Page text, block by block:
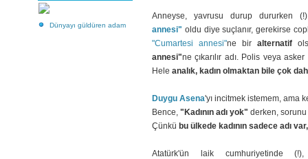
Dünyayı güldüren adam
Anneyse, yavrusu durup dururken
annesi" oldu diye suçlanır, gerekirse
"Cumartesi annesi"ne biralternatif
annesi"ne çıkarılır adı. Polis veya
Hele analık, kadın olmaktan bile çok
Duygu Asena'yı incitmek istemem, ama
Bence, "Kadının adı yok" derken,
Çünkü bu ülkede kadının sadece adı
Atatürk'ün laik cumhuriyetinde